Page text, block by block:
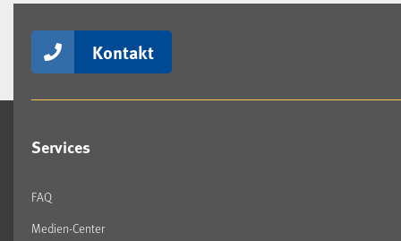
Kontakt
Services
FAQ
Medien-Center